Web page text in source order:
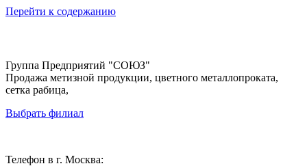
Перейти к содержанию
Группа Предприятий "СОЮЗ"
Продажа метизной продукции, цветного металлопроката,
сетка рабица,
Выбрать филиал
Телефон в г. Москва: